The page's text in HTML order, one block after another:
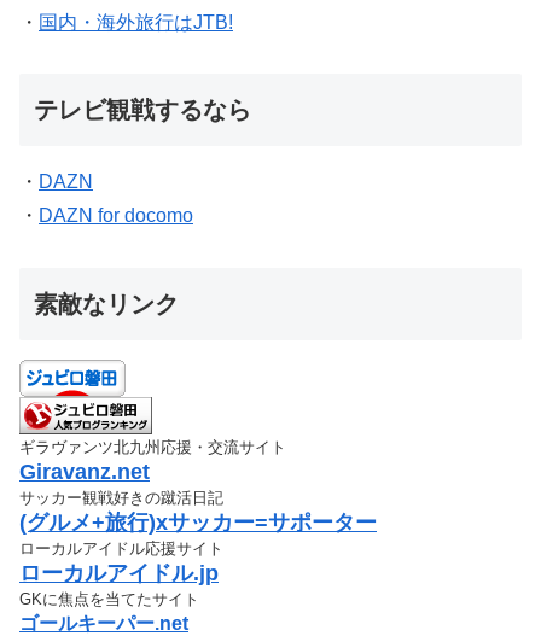
・ 国内・海外旅行はJTB!
テレビ観戦するなら
・ DAZN
・ DAZN for docomo
素敵なリンク
ギラヴァンツ北九州応援・交流サイト
Giravanz.net
サッカー観戦好きの蹴活日記
(グルメ+旅行)xサッカー=サポーター
ローカルアイドル応援サイト
ローカルアイドル.jp
GKに焦点を当てたサイト
ゴールキーパー.net